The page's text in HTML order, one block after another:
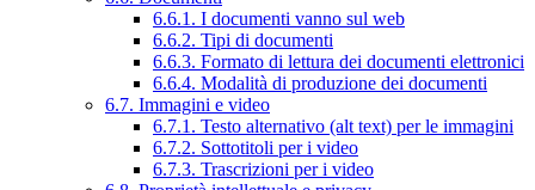
6.6.1. I documenti vanno sul web
6.6.2. Tipi di documenti
6.6.3. Formato di lettura dei documenti elettronici
6.6.4. Modalità di produzione dei documenti
6.7. Immagini e video
6.7.1. Testo alternativo (alt text) per le immagini
6.7.2. Sottotitoli per i video
6.7.3. Trascrizioni per i video